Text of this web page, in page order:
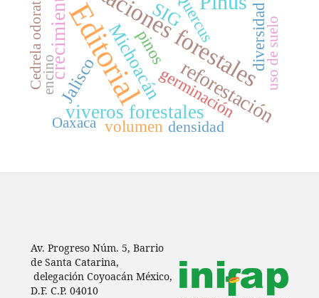
Editorial reforestación
viveros forestales
crecimiento Michoacán
SIG
Jalisco germinación
diversidad
volumen
pinos
Quercus
densidad
uso de suelo
Oaxaca
encino
Cedrela odorata L.
Av. Progreso Núm. 5, Barrio
de Santa Catarina,
delegación Coyoacán México,
D.F. C.P. 04010